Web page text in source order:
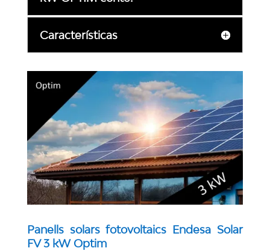
Características
Panells solars fotovoltaics Endesa Solar
FV 3 kW Optim